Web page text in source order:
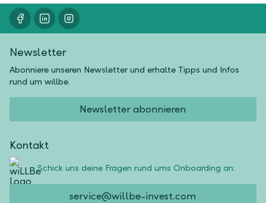
Newsletter
Abonniere unseren Newsletter und erhalte Tipps und Infos
rund um willbe.
Newsletter abonnieren
Kontakt
Schick uns deine Fragen rund ums Onboarding an:
service@willbe-invest.com